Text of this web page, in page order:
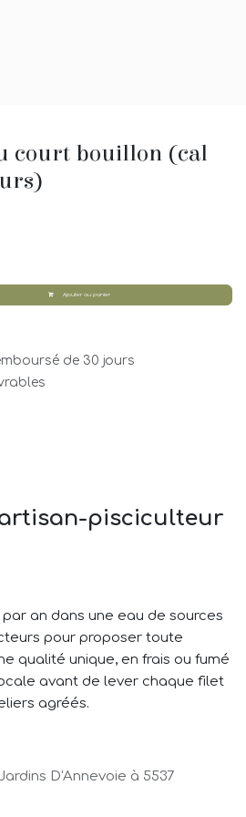
court bouillon (cal
Ajouter au panier
de 30 jours
artisan-pisciculteur
an dans une eau de sources
pour proposer toute
qualité unique, en frais ou fumé
avant de lever chaque filet
agréés.
D'Annevoie à 5537